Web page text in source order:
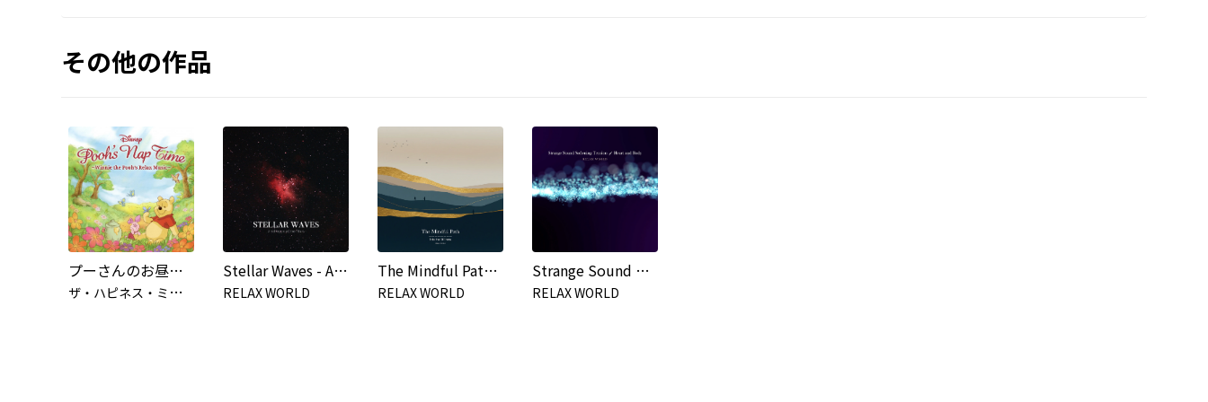
その他の作品
プーさんのお昼寝タイム ～くまのプーさんのリラックスミュージック～ (プーサンノオヒルネタイムクマノプーサンノリラックスミュージック)
ザ
・ハピネス・ミュージカル・バンド
Stellar Waves - A solfeggio of the Stars-
RELAX WORLD
The Mindful Path - Into the Stillness-
RELAX WORLD
Strange Sound Softening Tension of Heart and Body
RELAX WORLD